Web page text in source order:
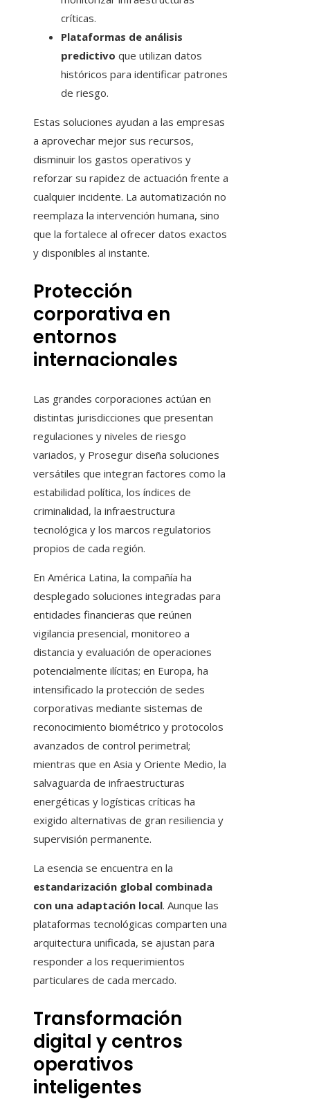
críticas.
Plataformas de análisis
predictivo que utilizan datos
históricos para identificar patrones
de riesgo.
Estas soluciones ayudan a las empresas
a aprovechar mejor sus recursos,
disminuir los gastos operativos y
reforzar su rapidez de actuación frente a
cualquier incidente. La automatización no
reemplaza la intervención humana, sino
que la fortalece al ofrecer datos exactos
y disponibles al instante.
Protección
corporativa en
entornos
internacionales
Las grandes corporaciones actúan en
distintas jurisdicciones que presentan
regulaciones y niveles de riesgo
variados, y Prosegur diseña soluciones
versátiles que integran factores como la
estabilidad política, los índices de
criminalidad, la infraestructura
tecnológica y los marcos regulatorios
propios de cada región.
En América Latina, la compañía ha
desplegado soluciones integradas para
entidades financieras que reúnen
vigilancia presencial, monitoreo a
distancia y evaluación de operaciones
potencialmente ilícitas; en Europa, ha
intensificado la protección de sedes
corporativas mediante sistemas de
reconocimiento biométrico y protocolos
avanzados de control perimetral;
mientras que en Asia y Oriente Medio, la
salvaguarda de infraestructuras
energéticas y logísticas críticas ha
exigido alternativas de gran resiliencia y
supervisión permanente.
La esencia se encuentra en la
estandarización global combinada
con una adaptación local. Aunque las
plataformas tecnológicas comparten una
arquitectura unificada, se ajustan para
responder a los requerimientos
particulares de cada mercado.
Transformación
digital y centros
operativos
inteligentes